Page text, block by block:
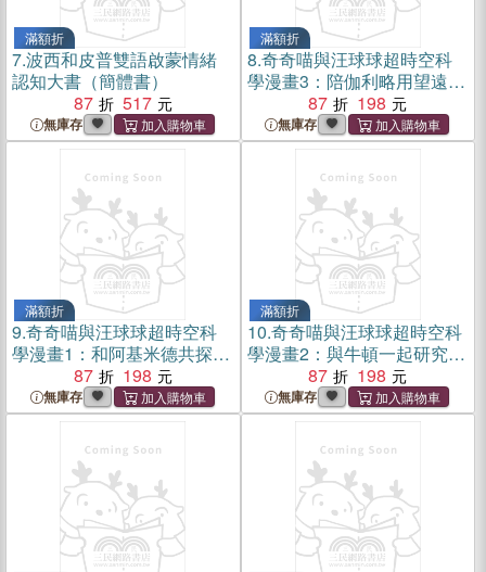
滿額折
7.波西和皮普雙語啟蒙情緒
認知大書（簡體書）
87
517
無庫存
滿額折
8.奇奇喵與汪球球超時空科
學漫畫3：陪伽利略用望遠鏡
看月球（簡體書）
87 198
無庫存
滿額折
9.奇奇喵與汪球球超時空科
學漫畫1：和阿基米德共探浮
力之謎（簡體書）
87 198
無庫存
滿額折
10.奇奇喵與汪球球超時空科
學漫畫2：與牛頓一起研究蘋
果落地（簡體書）
87 198
無庫存